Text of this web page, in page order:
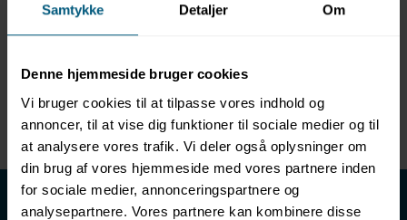
Samtykke Detaljer Om
Denne hjemmeside bruger cookies
Vi bruger cookies til at tilpasse vores indhold og
annoncer, til at vise dig funktioner til sociale medier og til
at analysere vores trafik. Vi deler også oplysninger om
din brug af vores hjemmeside med vores partnere inden
for sociale medier, annonceringspartnere og
analysepartnere. Vores partnere kan kombinere disse
Produktinformation
Fortrænger vand
Giver beskyttelse mod fugt og skadelige miljøer,
herunder påvirkninger så som syreholdige atmosfærer
LML SPORT - Alt til vand